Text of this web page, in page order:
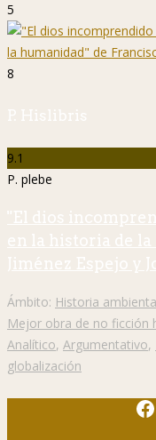
5
8
P. Hislibris
9.1
P. plebe
"El dios
en la historia de la
Jiménez Espejo y
Ámbito: Historia
Mejor obra de no ficción
Analítico, Argumentativo,
globalización